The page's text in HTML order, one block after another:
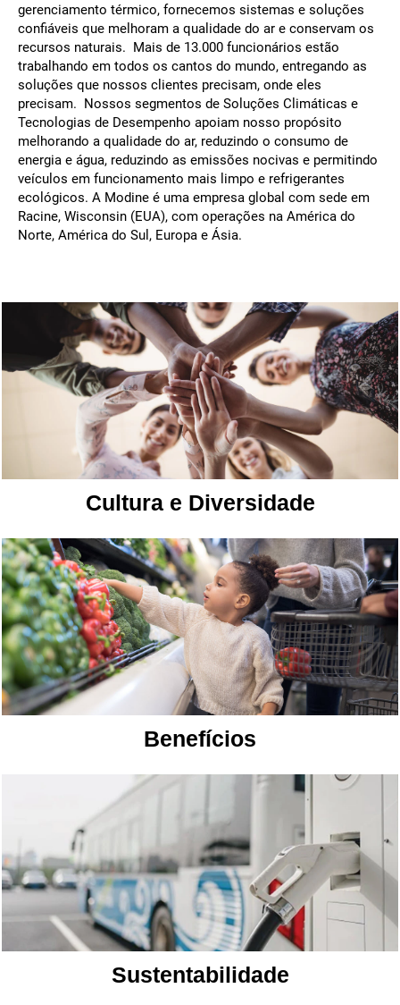
gerenciamento térmico, fornecemos sistemas e soluções
confiáveis que melhoram a qualidade do ar e conservam os
recursos naturais. Mais de 13.000 funcionários estão
trabalhando em todos os cantos do mundo, entregando as
soluções que nossos clientes precisam, onde eles
precisam. Nossos segmentos de Soluções Climáticas e
Tecnologias de Desempenho apoiam nosso propósito
melhorando a qualidade do ar, reduzindo o consumo de
energia e água, reduzindo as emissões nocivas e permitindo
veículos em funcionamento mais limpo e refrigerantes
ecológicos. A Modine é uma empresa global com sede em
Racine, Wisconsin (EUA), com operações na América do
Norte, América do Sul, Europa e Ásia.
Cultura e Diversidade
Benefícios
Sustentabilidade